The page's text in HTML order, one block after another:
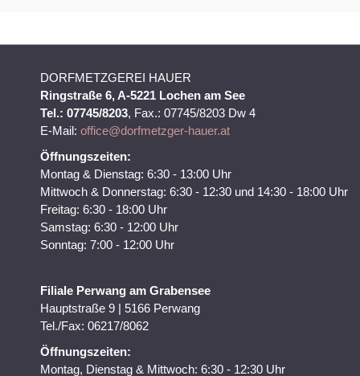
DORFMETZGEREI HAUER
Ringstraße 6, A-5221 Lochen am See
Tel.: 07745/8203, Fax.: 07745/8203 Dw 4
E-Mail: office@dorfmetzger-hauer.at
Öffnungszeiten:
Montag & Dienstag: 6:30 - 13:00 Uhr
Mittwoch & Donnerstag: 6:30 - 12:30 und 14:30 - 18:00 Uhr
Freitag: 6:30 - 18:00 Uhr
Samstag: 6:30 - 12:00 Uhr
Sonntag: 7:00 - 12:00 Uhr
Filiale Perwang am Grabensee
Hauptstraße 9 | 5166 Perwang
Tel./Fax: 06217/8062
Öffnungszeiten:
Montag, Dienstag & Mittwoch: 6:30 - 12:30 Uhr